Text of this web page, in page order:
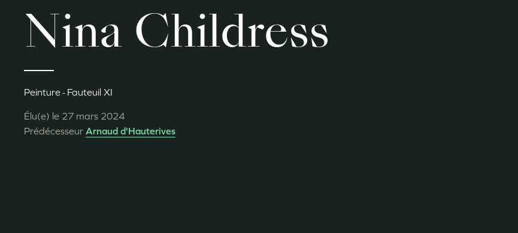
Nina Childress
Peinture Fauteuil XI
Élu(e) le 27 mars 2024
Prédécesseur Arnaud d'Hauterives